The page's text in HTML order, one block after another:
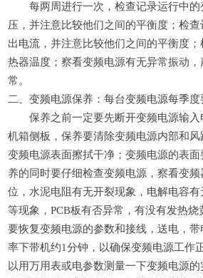
每两周进行一次，检查记录运行中的
压，并注意比较他们之间的平衡度；检
出电流，并注意比较他们之间的平衡度
热器温度；察看变频电源有无异常振动
常。
二、变频电源保养：每台变频电源每季度
保养之前一定要先断开变频电源输入
机箱侧板，保养要清除变频电源内部和
变频电源表面擦拭干净；变频电源的表
养的同时要仔细检查变频电源，察看变
位，水泥电阻有无开裂现象，电解电容
等现象，PCB板有否异常，有没有发热烧
要恢复变频电源的参数和接线，送电，
率下带机约1分钟，以确保变频电源工作
以用万用表或电参数测量一下变频电源